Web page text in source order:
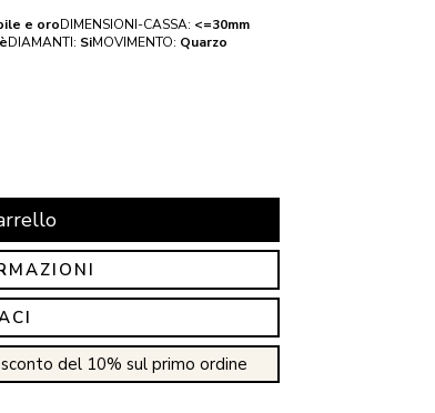
e oroDIMENSIONI-CASSA: <=30mm
DIAMANTI: SiMOVIMENTO: Quarzo
del 10% sul primo ordine